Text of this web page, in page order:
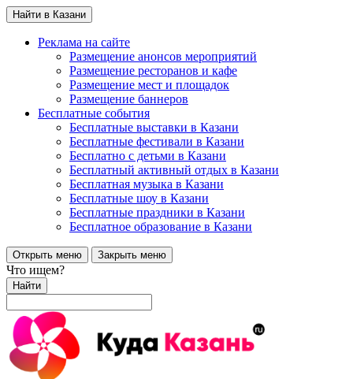
Найти в Казани
Реклама на сайте
Размещение анонсов мероприятий
Размещение ресторанов и кафе
Размещение мест и площадок
Размещение баннеров
Бесплатные события
Бесплатные выставки в Казани
Бесплатные фестивали в Казани
Бесплатно с детьми в Казани
Бесплатный активный отдых в Казани
Бесплатная музыка в Казани
Бесплатные шоу в Казани
Бесплатные праздники в Казани
Бесплатное образование в Казани
Открыть меню Закрыть меню
Что ищем?
Найти